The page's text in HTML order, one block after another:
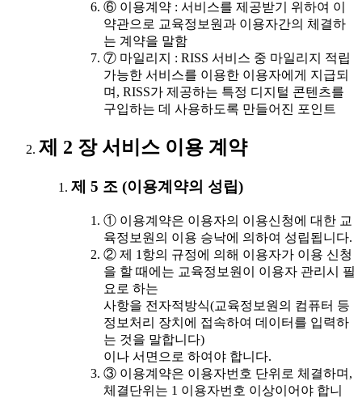
⑥ 이용계약 : 서비스를 제공받기 위하여 이
약관으로 교육정보원과 이용자간의 체결하
는 계약을 말함
⑦ 마일리지 : RISS 서비스 중 마일리지 적립
가능한 서비스를 이용한 이용자에게 지급되
며, RISS가 제공하는 특정 디지털 콘텐츠를
구입하는 데 사용하도록 만들어진 포인트
제 2 장 서비스 이용 계약
제 5 조 (이용계약의 성립)
① 이용계약은 이용자의 이용신청에 대한 교
육정보원의 이용 승낙에 의하여 성립됩니다.
② 제 1항의 규정에 의해 이용자가 이용 신청
을 할 때에는 교육정보원이 이용자 관리시 필
요로 하는
사항을 전자적방식(교육정보원의 컴퓨터 등
정보처리 장치에 접속하여 데이터를 입력하
는 것을 말합니다)
이나 서면으로 하여야 합니다.
③ 이용계약은 이용자번호 단위로 체결하며,
체결단위는 1 이용자번호 이상이어야 합니